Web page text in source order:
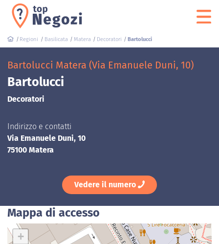
Regioni Basilicata Matera Decoratori Bartolucci
Bartolucci Matera (Via Emanuele Duni, 10)
Bartolucci
Decoratori
Indirizzo e contatti
Via Emanuele Duni, 10
75100 Matera
Vedere il numero
Mappa di accesso
+